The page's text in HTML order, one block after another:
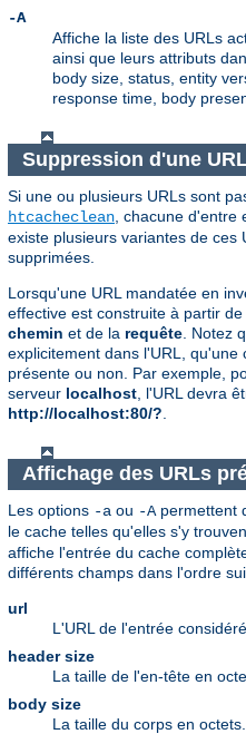
-A
Affiche la liste des URLs
ainsi que leurs attributs
body size, status, entity
response time, body
Suppression d'une
Si une ou plusieurs URLs sont
htcacheclean , chacune
existe plusieurs variantes de ces
supprimées.
Lorsqu'une URL mandatée en
effective est construite à partir
chemin et de la requête . Notez
explicitement dans l'URL,
présente ou non. Par exemple,
serveur localhost , l'URL devra
http://localhost:80/?
Affichage des URLs
Les options -a ou -A permettent
le cache telles qu'elles s'y
affiche l'entrée du cache
différents champs dans l'ordre
url
L'URL de l'entrée
header size
La taille de l'en-tête en
body size
La taille du corps en octets.